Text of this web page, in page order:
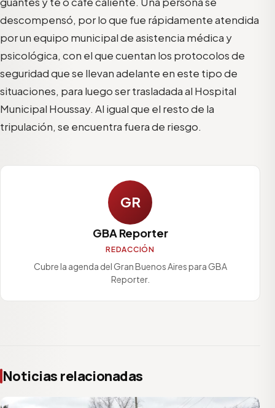
descompensó, por lo que fue rápidamente atendida
por un equipo municipal de asistencia médica y
psicológica, con el que cuentan los protocolos de
seguridad que se llevan adelante en este tipo de
situaciones, para luego ser trasladada al Hospital
Municipal Houssay. Al igual que el resto de la
tripulación, se encuentra fuera de riesgo.
GR
GBA Reporter
REDACCIÓN
Cubre la agenda del Gran Buenos Aires para GBA
Reporter.
Noticias relacionadas